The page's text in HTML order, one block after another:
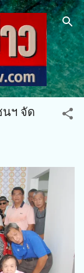
ฯ จัด